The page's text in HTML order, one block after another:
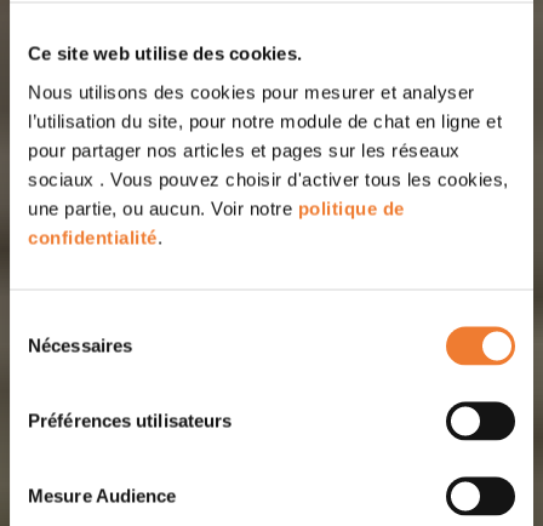
Ce site web utilise des cookies.
Nous utilisons des cookies pour mesurer et analyser
l’utilisation du site, pour notre module de chat en ligne et
pour partager nos articles et pages sur les réseaux
sociaux . Vous pouvez choisir d'activer tous les cookies,
une partie, ou aucun. Voir notre politique de
confidentialité.
Nécessaires
Préférences utilisateurs
Mesure Audience